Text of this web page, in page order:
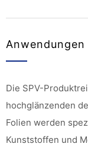
Anwendungen
Die SPV-
hochglänzenden
Folien werden
Kunststoffen und